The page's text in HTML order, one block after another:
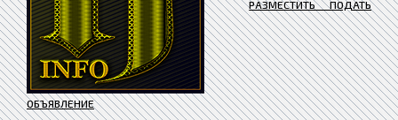
РАЗМЕСТИТЬ ПОДАТЬ
ОБЪЯВЛЕНИЕ